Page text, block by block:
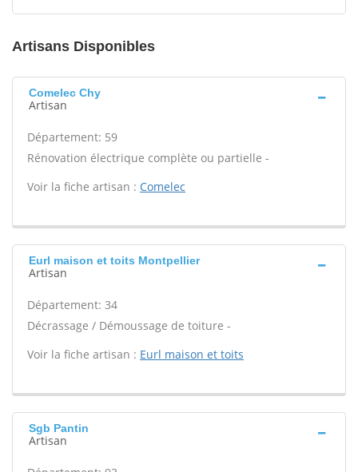
Artisans Disponibles
Comelec Chy
Artisan
Département: 59
Rénovation électrique complète ou partielle -
Voir la fiche artisan : Comelec
Eurl maison et toits Montpellier
Artisan
Département: 34
Décrassage / Démoussage de toiture -
Voir la fiche artisan : Eurl maison et toits
Sgb Pantin
Artisan